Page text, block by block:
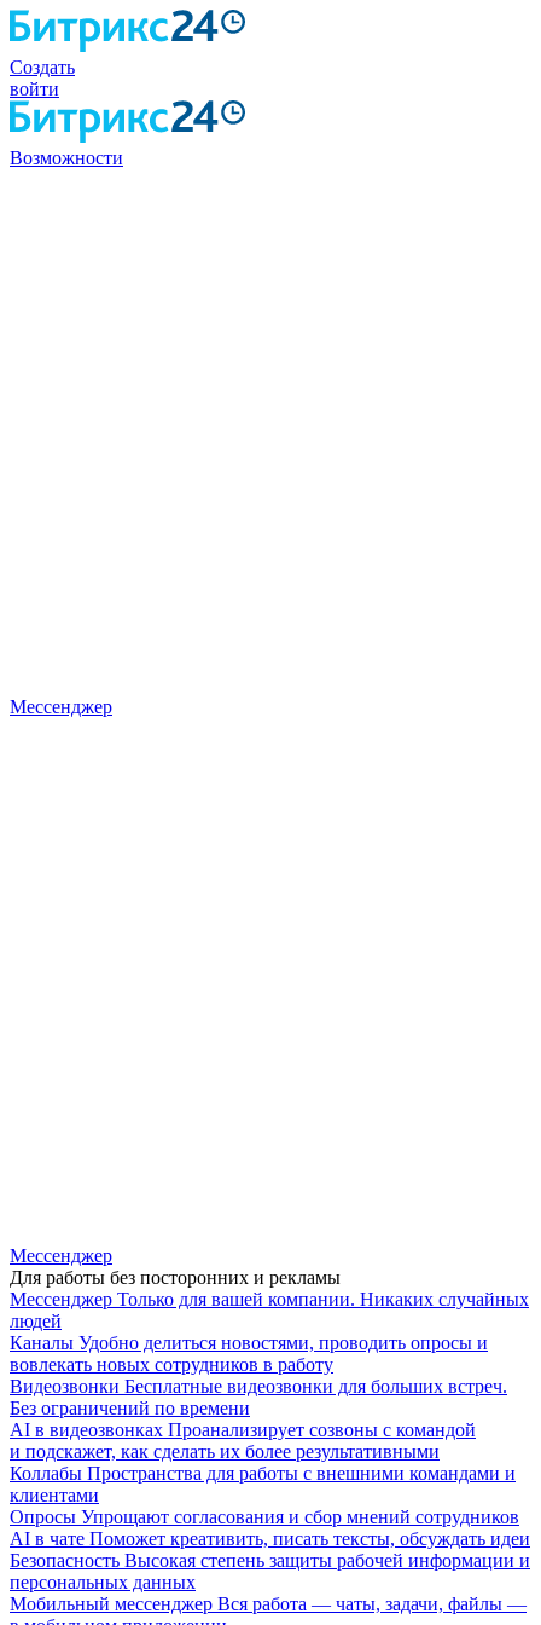
Создать
войти
Возможности
Мессенджер
Мессенджер
Для работы без посторонних и рекламы
Мессенджер Только для вашей компании. Никаких случайных
людей
Каналы Удобно делиться новостями, проводить опросы и
вовлекать новых сотрудников в работу
Видеозвонки Бесплатные видеозвонки для больших встреч.
Без ограничений по времени
AI в видеозвонках Проанализирует созвоны с командой
и подскажет, как сделать их более результативными
Коллабы Пространства для работы с внешними командами и
клиентами
Опросы Упрощают согласования и сбор мнений сотрудников
AI в чате Поможет креативить, писать тексты, обсуждать идеи
Безопасность Высокая степень защиты рабочей информации и
персональных данных
Мобильный мессенджер Вся работа — чаты, задачи, файлы —